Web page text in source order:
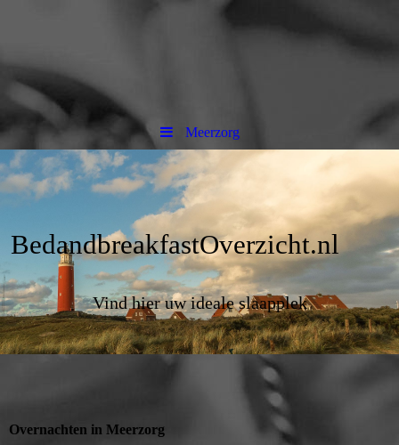
Meerzorg
BedandbreakfastOverzicht.nl
Vind hier uw ideale slaapplek
Overnachten in Meerzorg